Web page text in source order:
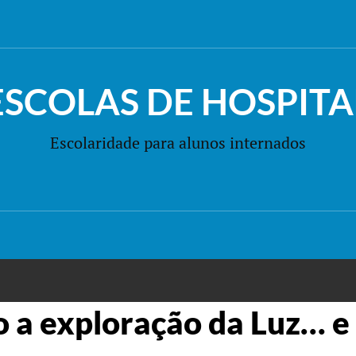
DE
Escolaridade para alunos internados
a exploração da Luz… e